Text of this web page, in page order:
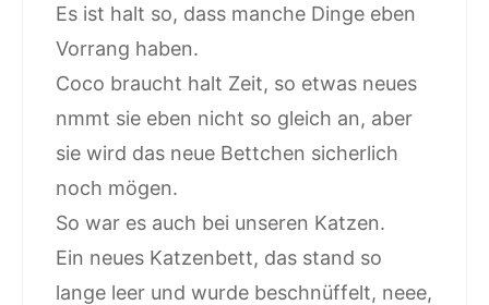
Es ist halt so, dass manche Dinge eben
Vorrang haben.
Coco braucht halt Zeit, so etwas neues
nmmt sie eben nicht so gleich an, aber
sie wird das neue Bettchen sicherlich
noch mögen.
So war es auch bei unseren Katzen.
Ein neues Katzenbett, das stand so
lange leer und wurde beschnüffelt, neee,